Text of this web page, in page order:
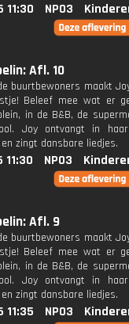
11:30 NPO3
Afl. 10
buurtbewoners maakt
Beleef mee wat er
in de B&B, de
Joy ontvangt in
zingt dansbare liedjes.
11:30 NPO3
Afl. 9
buurtbewoners maakt
Beleef mee wat er
in de B&B, de
Joy ontvangt in
zingt dansbare liedjes.
11:35 NPO3